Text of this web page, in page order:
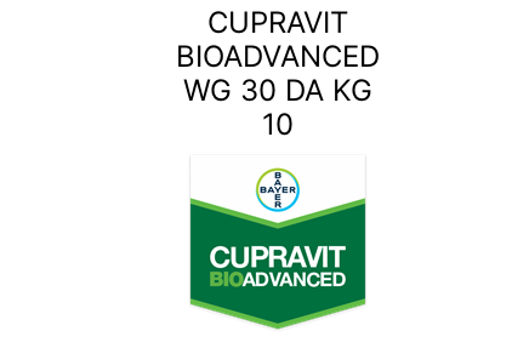
CUPRAVIT
BIOADVANCED
WG 30 DA KG
10